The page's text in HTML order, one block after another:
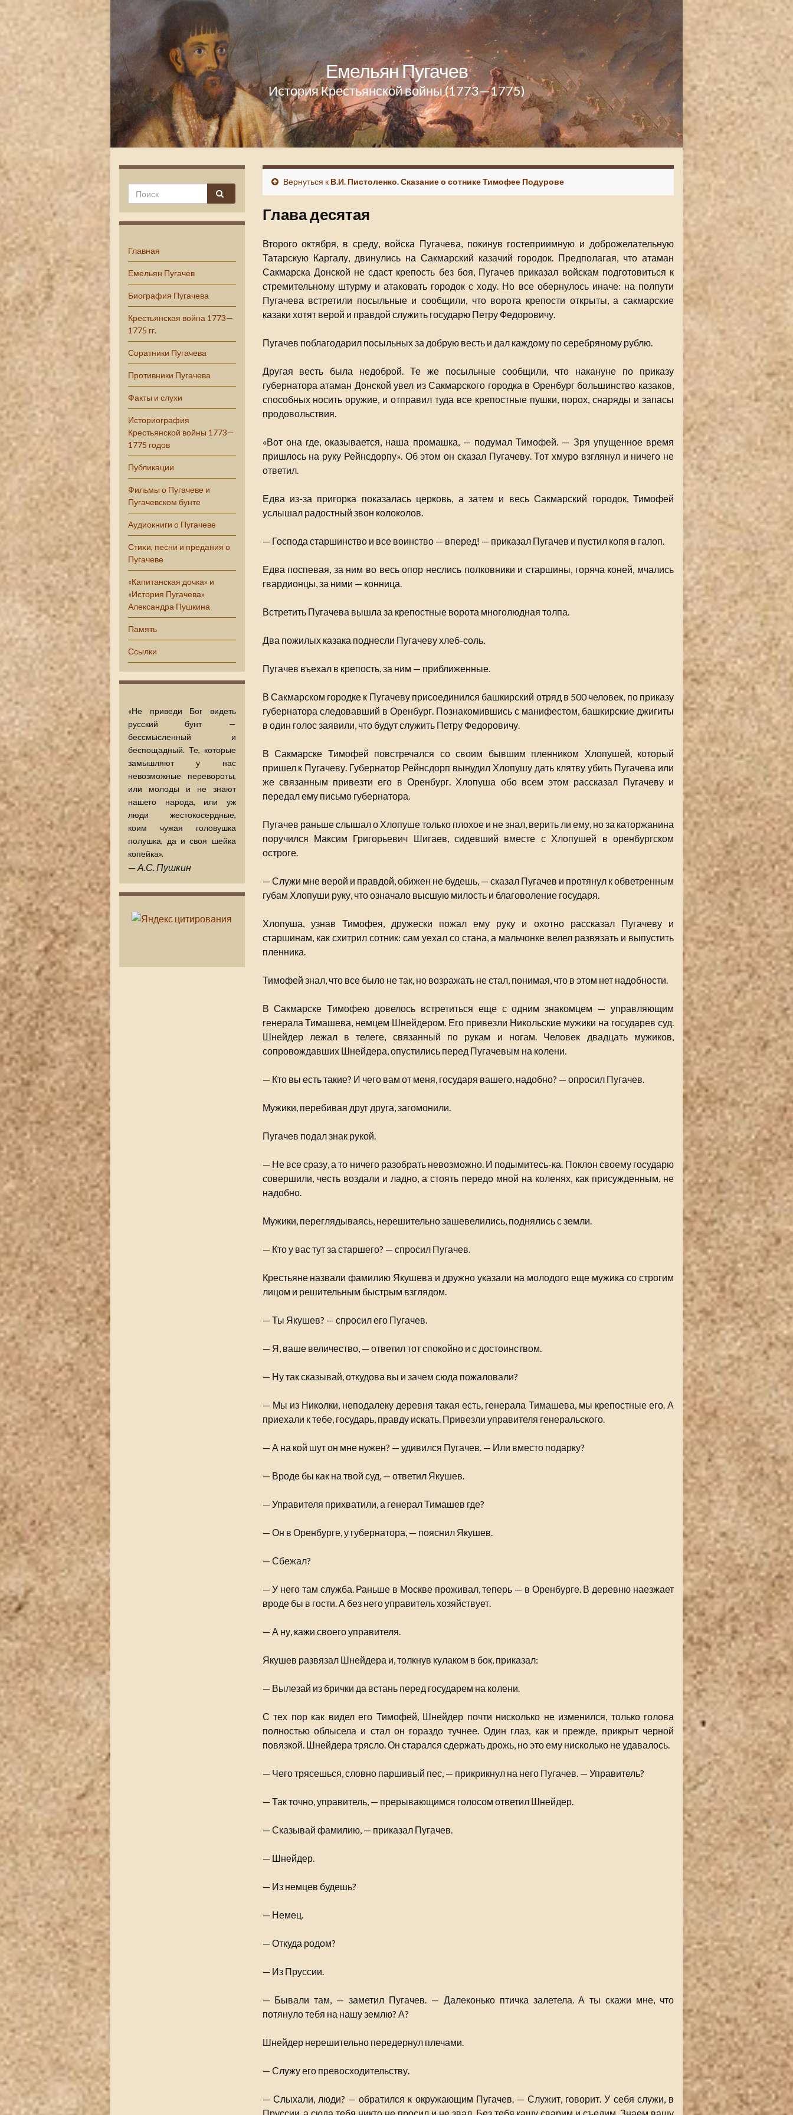
Емельян Пугачев
История Крестьянской войны (1773—1775)
Главная
Емельян Пугачев
Биография Пугачева
Крестьянская война 1773—
1775 гг.
Соратники Пугачева
Противники Пугачева
Факты и слухи
Историография
Крестьянской войны 1773—
1775 годов
Публикации
Фильмы о Пугачеве и
Пугачевском бунте
Аудиокниги о Пугачеве
Стихи, песни и предания о
Пугачеве
«Капитанская дочка» и
«История Пугачева»
Александра Пушкина
Память
Ссылки
«Не приведи Бог видеть
русский бунт —
бессмысленный и
беспощадный. Те, которые
замышляют у нас
невозможные перевороты,
или молоды и не знают
нашего народа, или уж
люди жестокосердные,
коим чужая головушка
полушка, да и своя шейка
копейка».
— А.С. Пушкин
Вернуться к В.И. Пистоленко. Сказание о сотнике Тимофее Подурове
Глава десятая
Второго октября, в среду, войска Пугачева, покинув гостеприимную и доброжелательную
Татарскую Каргалу, двинулись на Сакмарский казачий городок. Предполагая, что атаман
Сакмарска Донской не сдаст крепость без боя, Пугачев приказал войскам подготовиться к
стремительному штурму и атаковать городок с ходу. Но все обернулось иначе: на полпути
Пугачева встретили посыльные и сообщили, что ворота крепости открыты, а сакмарские
казаки хотят верой и правдой служить государю Петру Федоровичу.
Пугачев поблагодарил посыльных за добрую весть и дал каждому по серебряному рублю.
Другая весть была недоброй. Те же посыльные сообщили, что накануне по приказу
губернатора атаман Донской увел из Сакмарского городка в Оренбург большинство казаков,
способных носить оружие, и отправил туда все крепостные пушки, порох, снаряды и запасы
продовольствия.
«Вот она где, оказывается, наша промашка, — подумал Тимофей. — Зря упущенное время
пришлось на руку Рейнсдорпу». Об этом он сказал Пугачеву. Тот хмуро взглянул и ничего не
ответил.
Едва из-за пригорка показалась церковь, а затем и весь Сакмарский городок, Тимофей
услышал радостный звон колоколов.
— Господа старшинство и все воинство — вперед! — приказал Пугачев и пустил копя в галоп.
Едва поспевая, за ним во весь опор неслись полковники и старшины, горяча коней, мчались
гвардионцы, за ними — конница.
Встретить Пугачева вышла за крепостные ворота многолюдная толпа.
Два пожилых казака поднесли Пугачеву хлеб-соль.
Пугачев въехал в крепость, за ним — приближенные.
В Сакмарском городке к Пугачеву присоединился башкирский отряд в 500 человек, по приказу
губернатора следовавший в Оренбург. Познакомившись с манифестом, башкирские джигиты
в один голос заявили, что будут служить Петру Федоровичу.
В Сакмарске Тимофей повстречался со своим бывшим пленником Хлопушей, который
пришел к Пугачеву. Губернатор Рейнсдорп вынудил Хлопушу дать клятву убить Пугачева или
же связанным привезти его в Оренбург. Хлопуша обо всем этом рассказал Пугачеву и
передал ему письмо губернатора.
Пугачев раньше слышал о Хлопуше только плохое и не знал, верить ли ему, но за каторжанина
поручился Максим Григорьевич Шигаев, сидевший вместе с Хлопушей в оренбургском
остроге.
— Служи мне верой и правдой, обижен не будешь, — сказал Пугачев и протянул к обветренным
губам Хлопуши руку, что означало высшую милость и благоволение государя.
Хлопуша, узнав Тимофея, дружески пожал ему руку и охотно рассказал Пугачеву и
старшинам, как схитрил сотник: сам уехал со стана, а мальчонке велел развязать и выпустить
пленника.
Тимофей знал, что все было не так, но возражать не стал, понимая, что в этом нет надобности.
В Сакмарске Тимофею довелось встретиться еще с одним знакомцем — управляющим
генерала Тимашева, немцем Шнейдером. Его привезли Никольские мужики на государев суд.
Шнейдер лежал в телеге, связанный по рукам и ногам. Человек двадцать мужиков,
сопровождавших Шнейдера, опустились перед Пугачевым на колени.
— Кто вы есть такие? И чего вам от меня, государя вашего, надобно? — опросил Пугачев.
Мужики, перебивая друг друга, загомонили.
Пугачев подал знак рукой.
— Не все сразу, а то ничего разобрать невозможно. И подымитесь-ка. Поклон своему государю
совершили, честь воздали и ладно, а стоять передо мной на коленях, как присужденным, не
надобно.
Мужики, переглядываясь, нерешительно зашевелились, поднялись с земли.
— Кто у вас тут за старшего? — спросил Пугачев.
Крестьяне назвали фамилию Якушева и дружно указали на молодого еще мужика со строгим
лицом и решительным быстрым взглядом.
— Ты Якушев? — спросил его Пугачев.
— Я, ваше величество, — ответил тот спокойно и с достоинством.
— Ну так сказывай, откудова вы и зачем сюда пожаловали?
— Мы из Николки, неподалеку деревня такая есть, генерала Тимашева, мы крепостные его. А
приехали к тебе, государь, правду искать. Привезли управителя генеральского.
— А на кой шут он мне нужен? — удивился Пугачев. — Или вместо подарку?
— Вроде бы как на твой суд, — ответил Якушев.
— Управителя прихватили, а генерал Тимашев где?
— Он в Оренбурге, у губернатора, — пояснил Якушев.
— Сбежал?
— У него там служба. Раньше в Москве проживал, теперь — в Оренбурге. В деревню наезжает
вроде бы в гости. А без него управитель хозяйствует.
— А ну, кажи своего управителя.
Якушев развязал Шнейдера и, толкнув кулаком в бок, приказал:
— Вылезай из брички да встань перед государем на колени.
С тех пор как видел его Тимофей, Шнейдер почти нисколько не изменился, только голова
полностью облысела и стал он гораздо тучнее. Один глаз, как и прежде, прикрыт черной
повязкой. Шнейдера трясло. Он старался сдержать дрожь, но это ему нисколько не удавалось.
— Чего трясешься, словно паршивый пес, — прикрикнул на него Пугачев. — Управитель?
— Так точно, управитель, — прерывающимся голосом ответил Шнейдер.
— Сказывай фамилию, — приказал Пугачев.
— Шнейдер.
— Из немцев будешь?
— Немец.
— Откуда родом?
— Из Пруссии.
— Бывали там, — заметил Пугачев. — Далеконько птичка залетела. А ты скажи мне, что
потянуло тебя на нашу землю? А?
Шнейдер нерешительно передернул плечами.
— Служу его превосходительству.
— Слыхали, люди? — обратился к окружающим Пугачев. — Служит, говорит. У себя служи, в